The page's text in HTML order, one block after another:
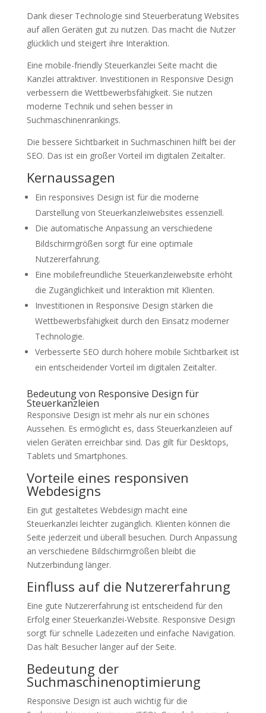
Dank dieser Technologie sind Steuerberatung Websites
auf allen Geräten gut zu nutzen. Das macht die Nutzer
glücklich und steigert ihre Interaktion.
Eine mobile-friendly Steuerkanzlei Seite macht die
Kanzlei attraktiver. Investitionen in Responsive Design
verbessern die Wettbewerbsfähigkeit. Sie nutzen
moderne Technik und sehen besser in
Suchmaschinenrankings.
Die bessere Sichtbarkeit in Suchmaschinen hilft bei der
SEO. Das ist ein großer Vorteil im digitalen Zeitalter.
Kernaussagen
Ein responsives Design ist für die moderne
Darstellung von Steuerkanzleiwebsites essenziell.
Die automatische Anpassung an verschiedene
Bildschirmgrößen sorgt für eine optimale
Nutzererfahrung.
Eine mobilefreundliche Steuerkanzleiwebsite erhöht
die Zugänglichkeit und Interaktion mit Klienten.
Investitionen in Responsive Design stärken die
Wettbewerbsfähigkeit durch den Einsatz moderner
Technologie.
Verbesserte SEO durch höhere mobile Sichtbarkeit ist
ein entscheidender Vorteil im digitalen Zeitalter.
Bedeutung von Responsive Design für
Steuerkanzleien
Responsive Design ist mehr als nur ein schönes
Aussehen. Es ermöglicht es, dass Steuerkanzleien auf
vielen Geräten erreichbar sind. Das gilt für Desktops,
Tablets und Smartphones.
Vorteile eines responsiven
Webdesigns
Ein gut gestaltetes Webdesign macht eine
Steuerkanzlei leichter zugänglich. Klienten können die
Seite jederzeit und überall besuchen. Durch Anpassung
an verschiedene Bildschirmgrößen bleibt die
Nutzerbindung länger.
Einfluss auf die Nutzererfahrung
Eine gute Nutzererfahrung ist entscheidend für den
Erfolg einer Steuerkanzlei-Website. Responsive Design
sorgt für schnelle Ladezeiten und einfache Navigation.
Das hält Besucher länger auf der Seite.
Bedeutung der
Suchmaschinenoptimierung
Responsive Design ist auch wichtig für die